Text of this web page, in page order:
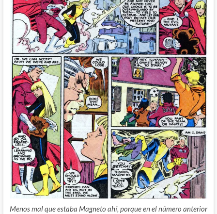
Menos mal que estaba Magneto ahí, porque en el número anterior